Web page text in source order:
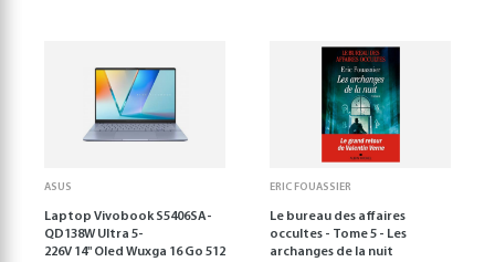
ASUS
Laptop Vivobook S5406SA-
QD138W Ultra 5-
226V 14" Oled Wuxga 16 Go 512
ERIC FOUASSIER
Le bureau des affaires
occultes - Tome 5 - Les
archanges de la nuit